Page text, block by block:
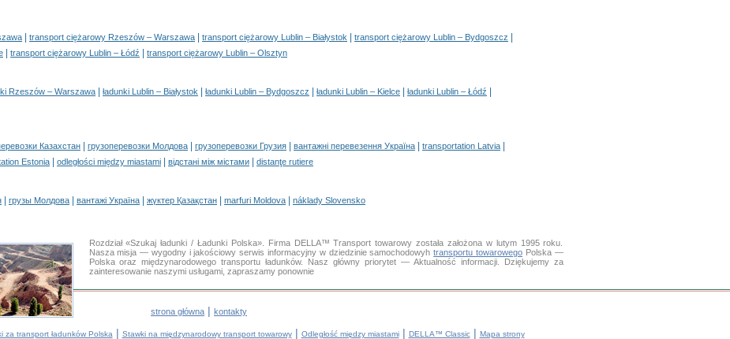
transport ciężarowy Rzeszów – Warszawa transport ciężarowy Lublin – Białystok transport ciężarowy Lublin – Bydgoszcz
transport ciężarowy Lublin – Łódź transport ciężarowy Lublin – Olsztyn
Rzeszów – Warszawa ładunki Lublin – Białystok ładunki Lublin – Bydgoszcz ładunki Lublin – Kielce ładunki Lublin – Łódź
Казахстан грузоперевозки Молдова грузоперевозки Грузия вантажні перевезення Україна transportation Latvia
Estonia odległości między miastami відстані між містами distanţe rutiere
грузы Молдова вантажі Україна жүктер Қазақстан marfuri Moldova náklady Slovensko
Rozdział «Szukaj ładunki / Ładunki Polska». Firma DELLA™ Transport towarowy została założona w lutym 1995 roku.
Nasza misja — wygodny i jakościowy serwis informacyjny w dziedzinie samochodowyhtransportu towarowegoPolska —
Polska oraz międzynarodowego transportu ładunków. Nasz główny priorytet — Aktualność informacji. Dziękujemy za
zainteresowanie naszymi usługami, zapraszamy ponownie
strona główna | kontakty
za transport ładunków Polska | Stawki na międzynarodowy transport towarowy| Odległość między miastami| DELLA™ Classic| Mapa strony